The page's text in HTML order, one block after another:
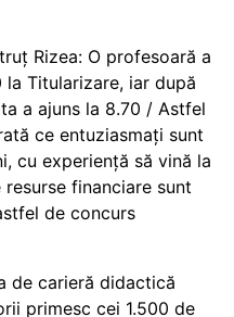
Rizea: O profesoară a
la Titularizare, iar după
a ajuns la 8.70 / Astfel
ce entuziasmați sunt
cu experiență să vină la
financiare sunt
de concurs
de carieră didactică
primesc cei 1.500 de